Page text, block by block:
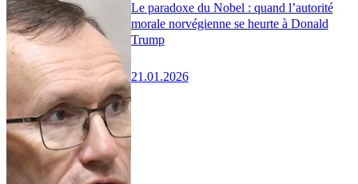
Le paradoxe du Nobel : quand l’autorité
morale norvégienne se heurte à Donald
Trump
21.01.2026